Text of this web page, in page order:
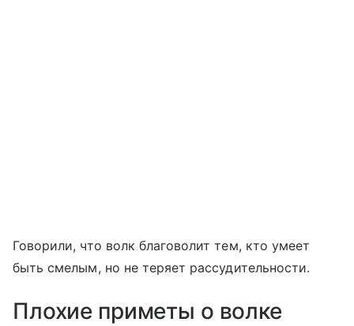
Говорили, что волк благоволит тем, кто умеет
быть смелым, но не теряет рассудительности.
Плохие приметы о волке